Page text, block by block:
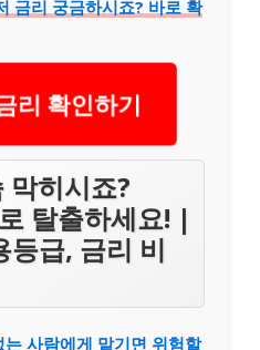
금리 궁금하시죠? 바로 확
리 확인하기
막히시죠?
탈출하세요! |
등급, 금리 비
사람에게 맡기면 위험할